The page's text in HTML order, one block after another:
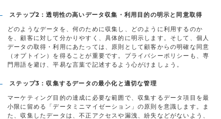
ステップ2：透明性の高いデータ収集・利用目的の明示と同意取得
どのようなデータを、何のために収集し、どのように利用するのか
を、顧客に対して分かりやすく、具体的に明示します。そして、個人
データの取得・利用にあたっては、原則として顧客からの明確な同意
（オプトイン）を得ることが重要です。プライバシーポリシーも、専
門用語を避け、平易な言葉で記述するよう心がけましょう。
ステップ3：収集するデータの最小化と適切な管理
マーケティング目的の達成に必要な範囲で、収集するデータ項目を最
小限に留める「データミニマイゼーション」の原則を意識します。ま
た、収集したデータは、不正アクセスや漏洩、紛失などがないよう、